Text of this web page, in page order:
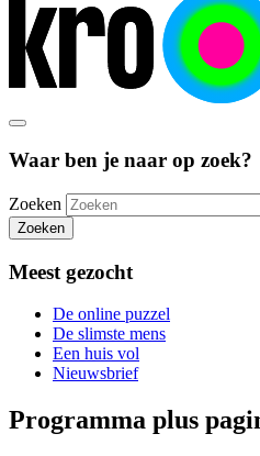
Waar ben je naar op zoek?
Zoeken
Zoeken
Meest gezocht
De online puzzel
De slimste mens
Een huis vol
Nieuwsbrief
Programma plus